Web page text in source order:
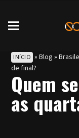
INÍCIO » Blog »
de final?
Quem
as